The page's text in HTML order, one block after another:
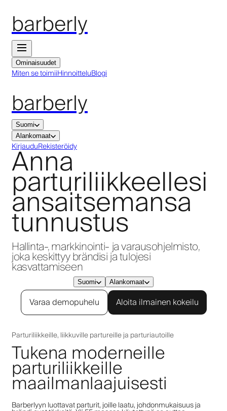
barberly
Ominaisuudet
Miten se toimiiHinnoitteluBlogi
barberly
Suomi
Alankomaat
KirjauduRekisteröidy
Anna
parturiliikkeellesi
ansaitsemansa
tunnustus
Hallinta-, markkinointi- ja varausohjelmisto,
joka keskittyy brändisi ja tulojesi
kasvattamiseen
Suomi Alankomaat
Varaa demopuhelu Aloita ilmainen kokeilu
Parturiliikkeille, liikkuville partureille ja parturiautoille
Tukena moderneille
parturiliikkeille
maailmanlaajuisesti
Barberlyyn luottavat parturit, joille laatu, johdonmukaisuus ja